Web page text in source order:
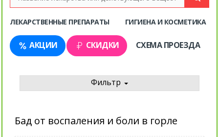
ЛЕКАРСТВЕННЫЕ ПРЕПАРАТЫ ГИГИЕНА И КОСМЕТИКА
АКЦИИ СКИДКИ СХЕМА ПРОЕЗДА
Фильтр
Бад от воспаления и боли в горле